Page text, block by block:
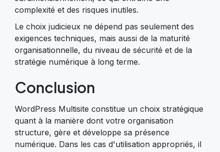
complexité et des risques inutiles.
Le choix judicieux ne dépend pas seulement des
exigences techniques, mais aussi de la maturité
organisationnelle, du niveau de sécurité et de la
stratégie numérique à long terme.
Conclusion
WordPress Multisite constitue un choix stratégique
quant à la manière dont votre organisation
structure, gère et développe sa présence
numérique. Dans les cas d'utilisation appropriés, il